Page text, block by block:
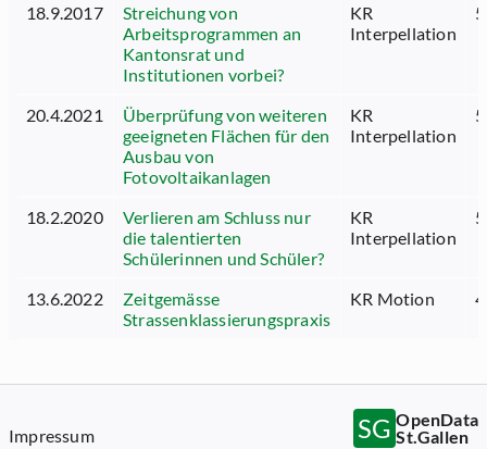
18.9.2017
Streichung von
Arbeitsprogrammen an
Kantonsrat und
Institutionen vorbei?
KR
Interpellation
20.4.2021
Überprüfung von weiteren
geeigneten Flächen für den
Ausbau von
Fotovoltaikanlagen
KR
Interpellation
18.2.2020
Verlieren am Schluss nur
die talentierten
Schülerinnen und Schüler?
KR
Interpellation
13.6.2022
Zeitgemässe
Strassenklassierungspraxis
KR Motion
Impressum SG OpenData
St.Gallen